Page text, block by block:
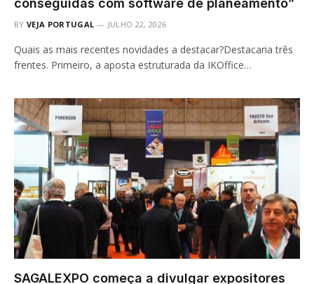
BY VEJA PORTUGAL JULHO 22, 2026
Quais as mais recentes novidades a destacar?Destacaria três
frentes. Primeiro, a aposta estruturada da IKOffice…
SAGALEXPO começa a divulgar expositores